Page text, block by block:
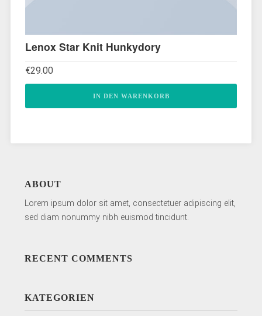
Lenox Star Knit Hunkydory
€29.00
IN DEN WARENKORB
ABOUT
Lorem ipsum dolor sit amet, consectetuer adipiscing elit,
sed diam nonummy nibh euismod tincidunt.
RECENT COMMENTS
KATEGORIEN